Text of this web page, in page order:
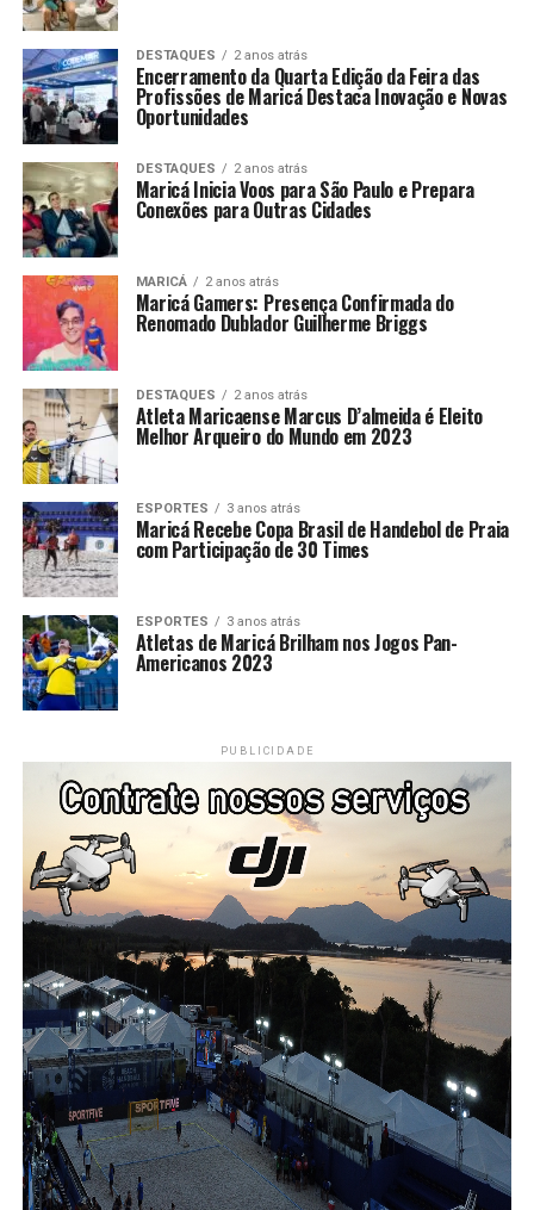
DESTAQUES 2 anos atrás
Encerramento da Quarta Edição da Feira das
Profissões de Maricá Destaca Inovação e Novas
Oportunidades
DESTAQUES 2 anos atrás
Maricá Inicia Voos para São Paulo e Prepara
Conexões para Outras Cidades
MARICÁ 2 anos atrás
Maricá Gamers: Presença Confirmada do
Renomado Dublador Guilherme Briggs
DESTAQUES 2 anos atrás
Atleta Maricaense Marcus D’almeida é Eleito
Melhor Arqueiro do Mundo em 2023
ESPORTES 3 anos atrás
Maricá Recebe Copa Brasil de Handebol de Praia
com Participação de 30 Times
ESPORTES 3 anos atrás
Atletas de Maricá Brilham nos Jogos Pan-
Americanos 2023
PUBLICIDADE